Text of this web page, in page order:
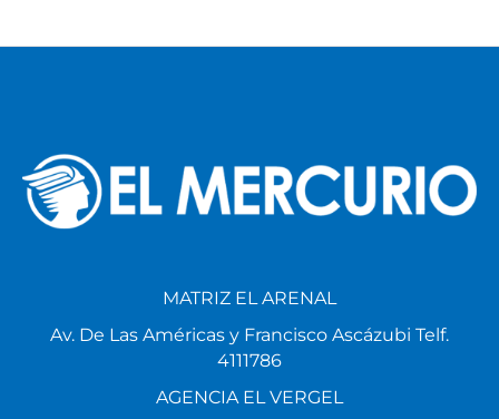
MATRIZ EL ARENAL
Av. De Las Américas y Francisco Ascázubi Telf.
4111786
AGENCIA EL VERGEL